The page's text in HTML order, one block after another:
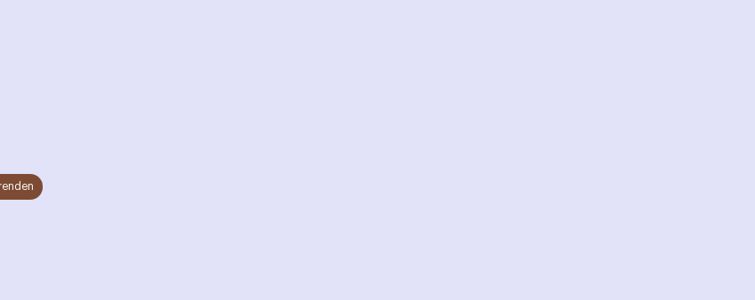
Sekreterare